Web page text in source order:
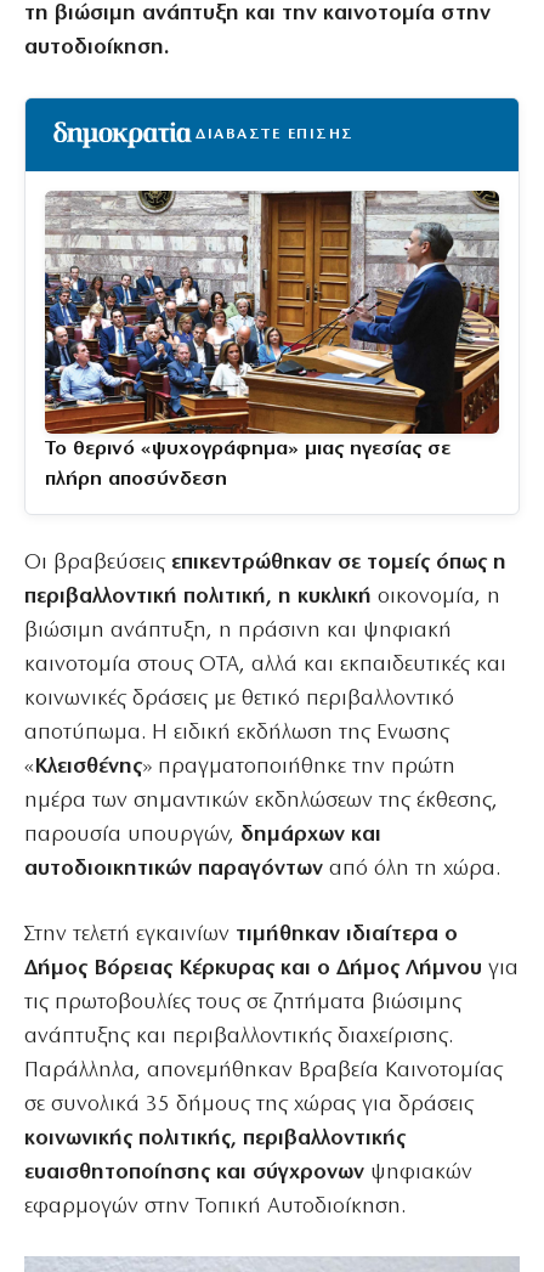
τη βιώσιμη ανάπτυξη και την καινοτομία στην
αυτοδιοίκηση.
ΔΙΑΒΑΣΤΕ ΕΠΙΣΗΣ
Το θερινό «ψυχογράφημα» μιας ηγεσίας σε
πλήρη αποσύνδεση
Οι βραβεύσεις επικεντρώθηκαν σε τομείς όπως η
περιβαλλοντική πολιτική, η κυκλική οικονομία, η
βιώσιμη ανάπτυξη, η πράσινη και ψηφιακή
καινοτομία στους ΟΤΑ, αλλά και εκπαιδευτικές και
κοινωνικές δράσεις με θετικό περιβαλλοντικό
αποτύπωμα. Η ειδική εκδήλωση της Ενωσης
«Κλεισθένης» πραγματοποιήθηκε την πρώτη
ημέρα των σημαντικών εκδηλώσεων της έκθεσης,
παρουσία υπουργών, δημάρχων και
αυτοδιοικητικών παραγόντων από όλη τη χώρα.
Στην τελετή εγκαινίων τιμήθηκαν ιδιαίτερα ο
Δήμος Βόρειας Κέρκυρας και ο Δήμος Λήμνου για
τις πρωτοβουλίες τους σε ζητήματα βιώσιμης
ανάπτυξης και περιβαλλοντικής διαχείρισης.
Παράλληλα, απονεμήθηκαν Βραβεία Καινοτομίας
σε συνολικά 35 δήμους της χώρας για δράσεις
κοινωνικής πολιτικής, περιβαλλοντικής
ευαισθητοποίησης και σύγχρονων ψηφιακών
εφαρμογών στην Τοπική Αυτοδιοίκηση.